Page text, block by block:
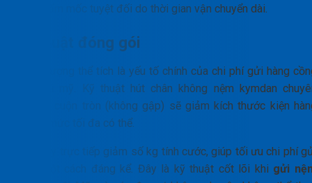
chống ẩm mốc tuyệt đối do thời gian vận chuyển dài.
Kỹ thuật đóng gói
Trọng lượng thể tích là yếu tố chính của chi phí gửi hàng
kềnh đi mỹ. Kỹ thuật hút chân không nệm kymdan
nghiệp, cuộn tròn (không gập) sẽ giảm kích thước kiện
xuống mức tối đa có thể.
Việc này trực tiếp giảm số kg tính cước, giúp tối ưu chi phí
nệm một cách đáng kể. Đây là kỹ thuật cốt lõi khi gửi